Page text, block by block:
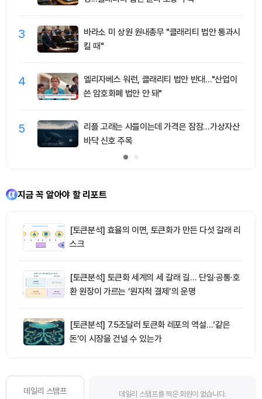
3
바라소 미 상원 원내총무 "클래리티 법안 통과시
킬 때"
4
엘리자베스 워런, 클래리티 법안 반대…"산업이
쓴 암호화폐 법안 안 돼"
5
리플 고래는 사들이는데 가격은 잠잠…가상자산
바닥 신호 주목
지금 꼭 알아야 할 리포트
[토큰분석] 효율의 이면, 토큰화가 만든 다섯 갈래 리
스크
[토큰분석] 토큰화 세계의 세 갈래 길… 단일·공통·호
환 원장이 가르는 ‘원자적 결제’의 운명
[토큰분석] 7.5조달러 토큰화 레포의 역설…‘같은
돈’이 시장을 건널 수 있는가
데일리 스탬프
데일리 스탬프를 찍은 회원이 없습니다.